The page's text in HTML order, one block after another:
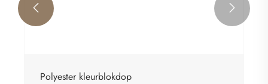
Polyester kleurblokdop
 